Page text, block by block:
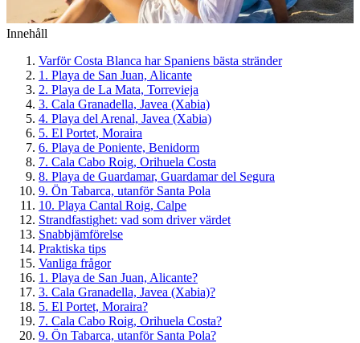
Innehåll
Varför Costa Blanca har Spaniens bästa stränder
1. Playa de San Juan, Alicante
2. Playa de La Mata, Torrevieja
3. Cala Granadella, Javea (Xabia)
4. Playa del Arenal, Javea (Xabia)
5. El Portet, Moraira
6. Playa de Poniente, Benidorm
7. Cala Cabo Roig, Orihuela Costa
8. Playa de Guardamar, Guardamar del Segura
9. Ön Tabarca, utanför Santa Pola
10. Playa Cantal Roig, Calpe
Strandfastighet: vad som driver värdet
Snabbjämförelse
Praktiska tips
Vanliga frågor
1. Playa de San Juan, Alicante?
3. Cala Granadella, Javea (Xabia)?
5. El Portet, Moraira?
7. Cala Cabo Roig, Orihuela Costa?
9. Ön Tabarca, utanför Santa Pola?